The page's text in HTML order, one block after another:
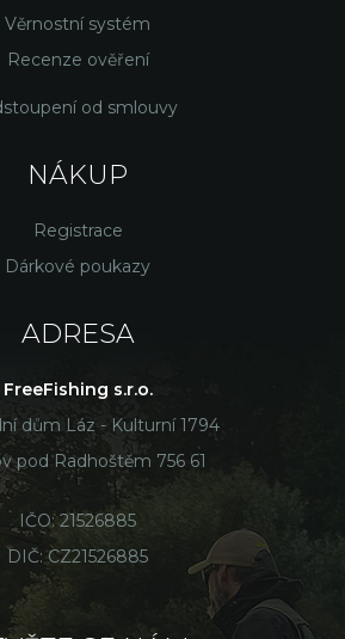
Věrnostní systém
Recenze ověření
od smlouvy
NÁKUP
Registrace
Dárkové poukazy
ADRESA
FreeFishing s.r.o.
dům Láz - Kulturní 1794
pod Radhoštěm 756 61
IČO: 21526885
DIČ: CZ21526885